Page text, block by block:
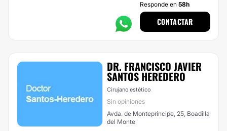
Responde en 58h
CONTACTAR
DR. FRANCISCO JAVIER
SANTOS HEREDERO
Cirujano estético
Sin opiniones
Avda. de Montepríncipe, 25, Boadilla
del Monte